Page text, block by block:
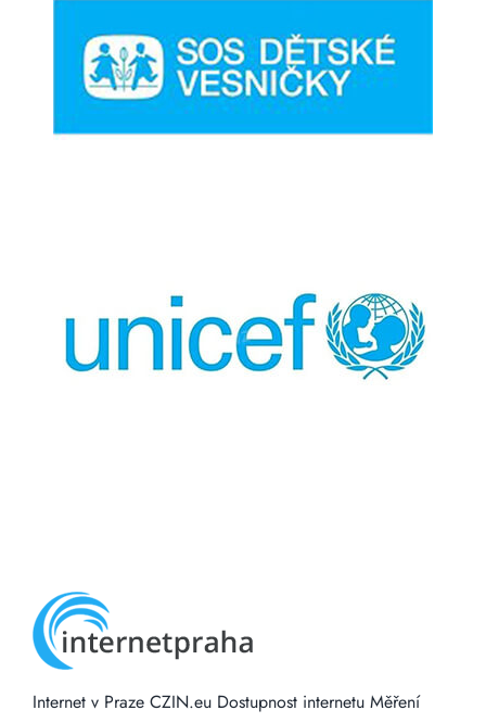
Internet v Praze CZIN.eu Dostupnost internetu Měření